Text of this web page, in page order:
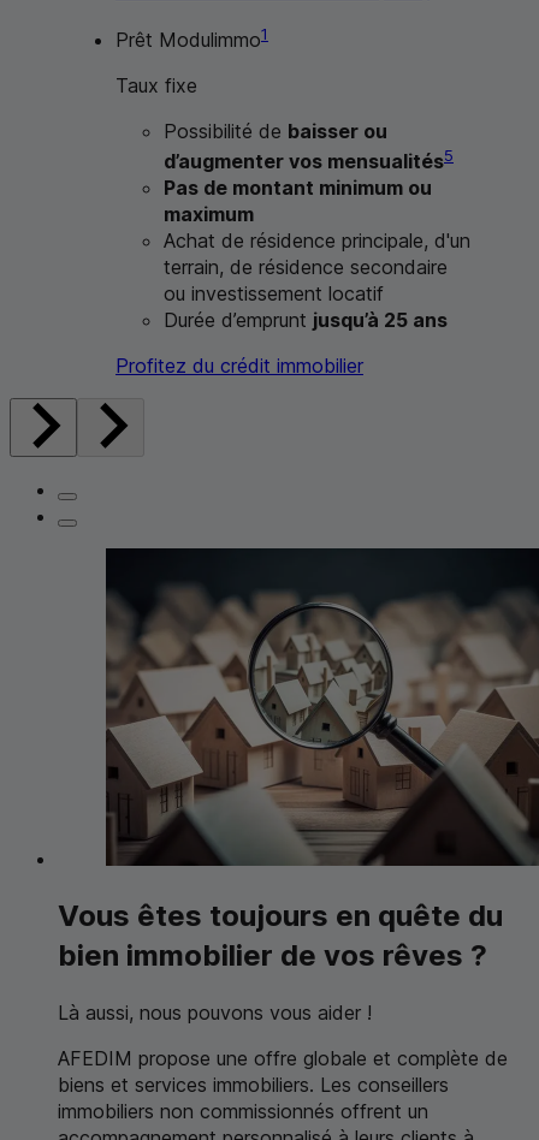
Prêt Modulimmo1
Taux fixe
Possibilité de baisser ou
d’augmenter vos mensualités5
Pas de montant minimum ou
maximum
Achat de résidence principale, d'un
terrain, de résidence secondaire
ou investissement locatif
Durée d’emprunt jusqu’à 25 ans
Profitez du crédit immobilier
Vous êtes toujours en quête du
bien immobilier de vos rêves ?
Là aussi, nous pouvons vous aider !
AFEDIM propose une offre globale et complète de
biens et services immobiliers. Les conseillers
immobiliers non commissionnés offrent un